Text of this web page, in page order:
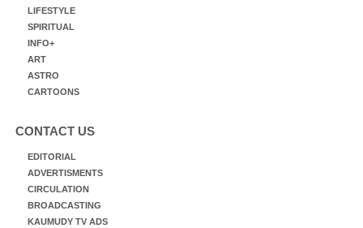
LIFESTYLE
SPIRITUAL
INFO+
ART
ASTRO
CARTOONS
CONTACT US
EDITORIAL
ADVERTISMENTS
CIRCULATION
BROADCASTING
KAUMUDY TV ADS